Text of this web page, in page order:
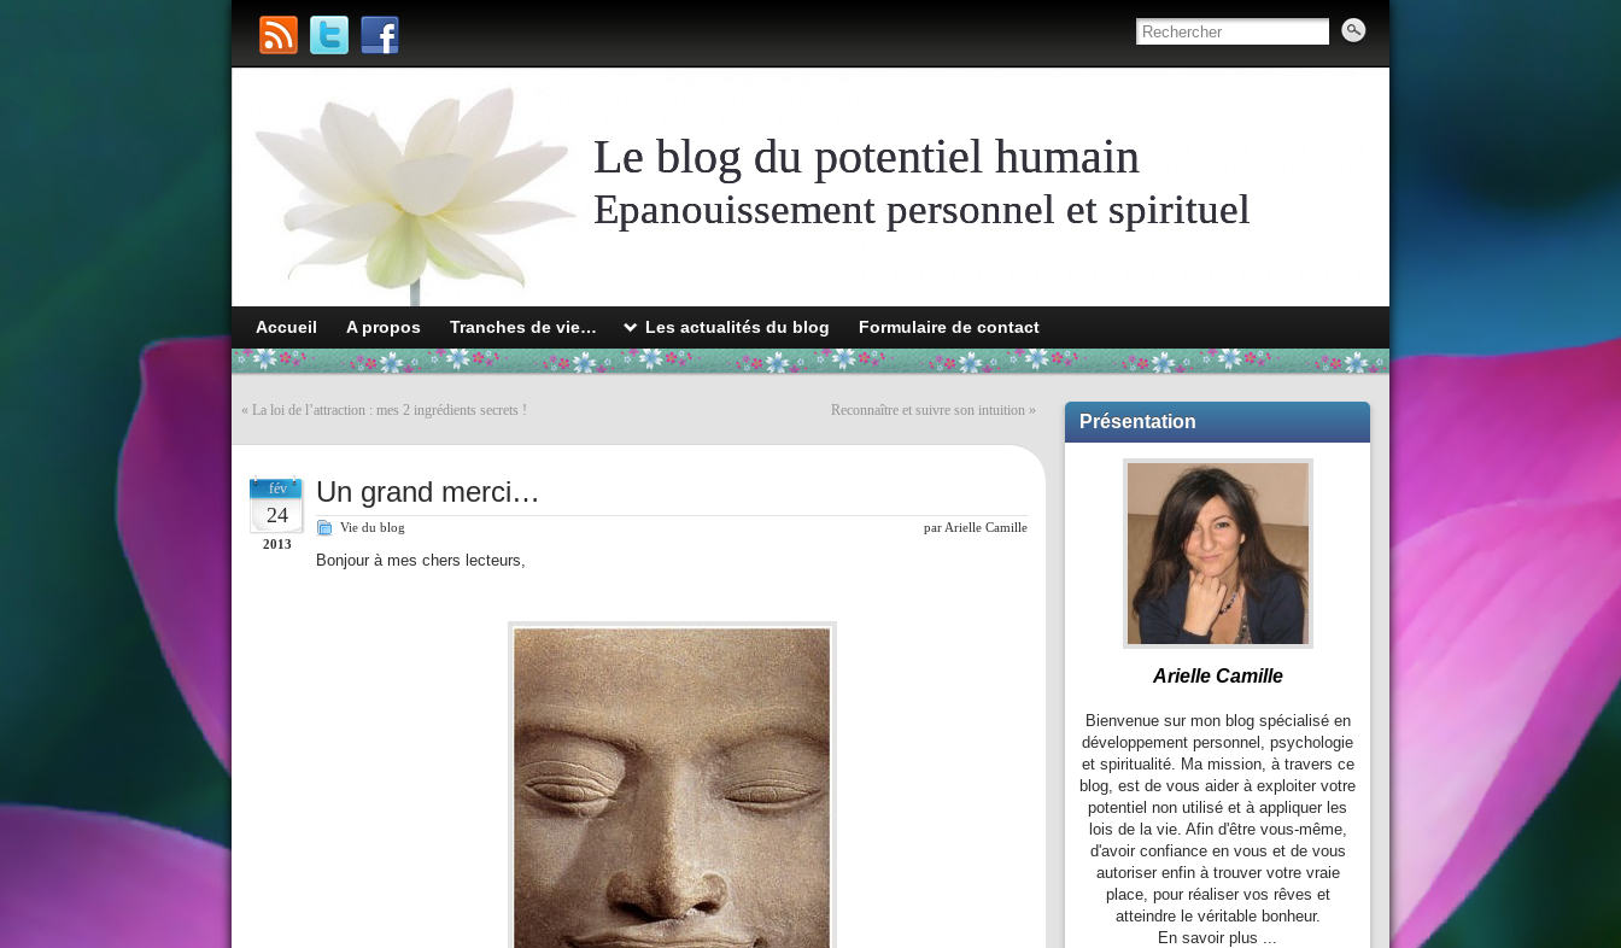
Le blog du potentiel humain
Epanouissement personnel et spirituel
Accueil A propos Tranches de vie… Les actualités du blog Formulaire de contact
« La loi de l’attraction : mes 2 ingrédients secrets ! Reconnaître et suivre son intuition »
fév
24
2013
Un grand merci…
Vie du blog par Arielle Camille
Bonjour à mes chers lecteurs,
Présentation
Arielle Camille
Bienvenue sur mon blog spécialisé en
développement personnel, psychologie
et spiritualité. Ma mission, à travers ce
blog, est de vous aider à exploiter votre
potentiel non utilisé et à appliquer les
lois de la vie. Afin d'être vous-même,
d'avoir confiance en vous et de vous
autoriser enfin à trouver votre vraie
place, pour réaliser vos rêves et
atteindre le véritable bonheur.
En savoir plus ...